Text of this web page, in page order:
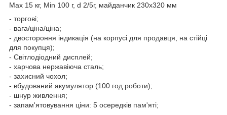
Max 15 кг, Min 100 г, d 2/5г, майданчик 230х320 мм
- торгові;
- вага/ціна/ціна;
- двостороння індикація (на корпусі для продавця, на стійці
для покупця);
- Світлодіодний дисплей;
- харчова нержавіюча сталь;
- захисний чохол;
- вбудований акумулятор (100 год роботи);
- шнур живлення;
- запам'ятовування ціни: 5 осередків пам'яті;